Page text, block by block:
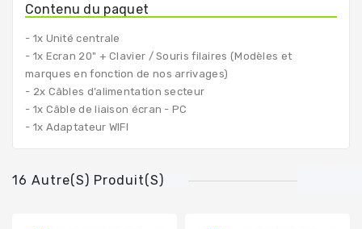
Contenu du paquet
- 1x Unité centrale
- 1x Ecran 20" + Clavier / Souris filaires (Modèles et
marques en fonction de nos arrivages)
- 2x Câbles d’alimentation secteur
- 1x Câble de liaison écran - PC
- 1x Adaptateur WIFI
16 Autre(s) Produit(s)